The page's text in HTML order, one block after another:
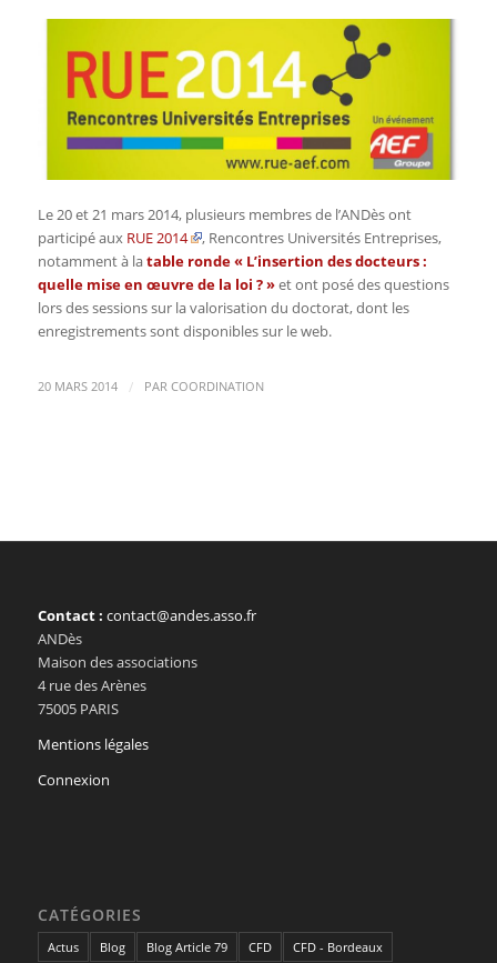
Le 20 et 21 mars 2014, plusieurs membres de l’ANDès ont
participé aux RUE 2014
, Rencontres Universités Entreprises,
notamment à latable ronde « L’insertion des docteurs :
quelle mise en œuvre de la loi ? »et ont posé des questions
lors des sessions sur la valorisation du doctorat, dont les
enregistrements sont disponibles sur le web.
20 MARS 2014 / PAR COORDINATION
Contact : contact@andes.asso.fr
ANDès
Maison des associations
4 rue des Arènes
75005 PARIS
Mentions légales
Connexion
CATÉGORIES
Actus Blog Blog Article 79 CFD CFD - Bordeaux